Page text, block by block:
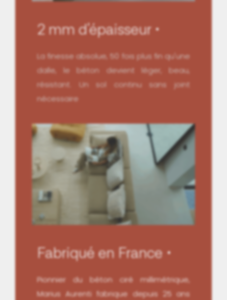
2 mm d'épaisseur
La finesse absolue, 50 fois plus fin qu'une
dalle, le béton devient léger, beau,
résistant. Un sol continu sans joint
nécessaire
Fabriqué en France
Pionnier du béton ciré millimétrique,
Marius Aurenti fabrique depuis 25 ans